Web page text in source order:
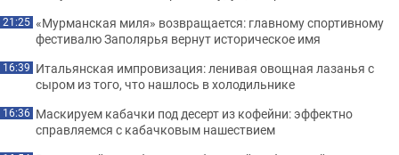
21:25 «Мурманская миля» возвращается: главному спортивному
фестивалю Заполярья вернут историческое имя
16:39 Итальянская импровизация: ленивая овощная лазанья с
сыром из того, что нашлось в холодильнике
16:36 Маскируем кабачки под десерт из кофейни: эффектно
справляемся с кабачковым нашествием